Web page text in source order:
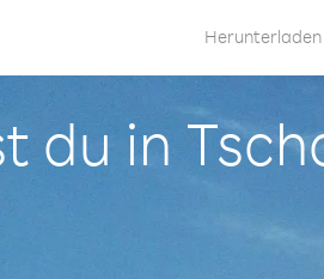
Herunterladen
du in